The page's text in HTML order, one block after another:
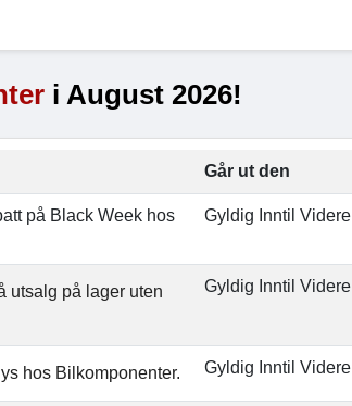
i August 2026!
Går ut den
på Black Week hos
Gyldig Inntil Videre
utsalg på lager uten
Gyldig Inntil Videre
hos Bilkomponenter. Gyldig Inntil Videre